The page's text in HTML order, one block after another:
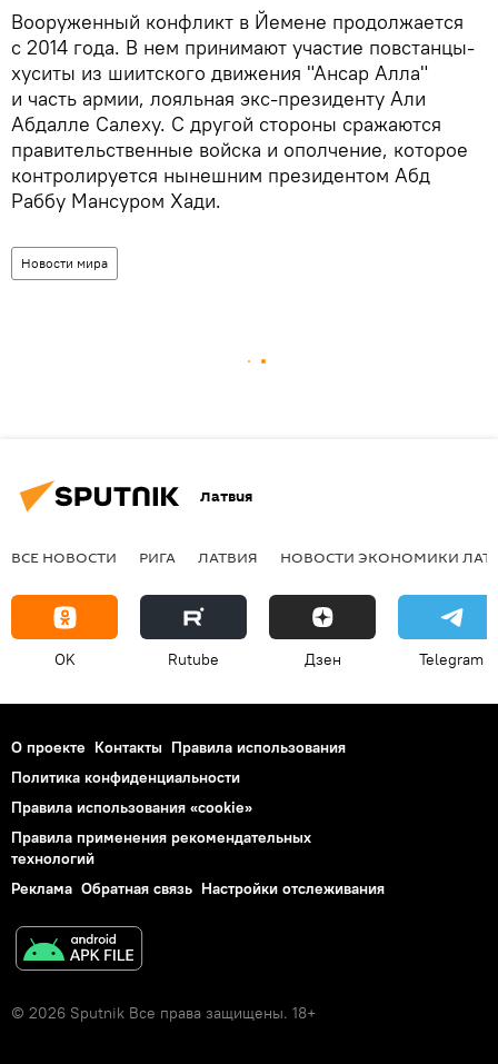
Вооруженный конфликт в Йемене продолжается
с 2014 года. В нем принимают участие повстанцы-
хуситы из шиитского движения "Ансар Алла"
и часть армии, лояльная экс-президенту Али
Абдалле Салеху. С другой стороны сражаются
правительственные войска и ополчение, которое
контролируется нынешним президентом Абд
Раббу Мансуром Хади.
Новости мира
Латвия
ВСЕ НОВОСТИ РИГА ЛАТВИЯ НОВОСТИ ЭКОНОМИКИ
OK Rutube Дзен Telegram
О проекте Контакты Правила использования
Политика конфиденциальности
Правила использования «cookie»
Правила применения рекомендательных
технологий
Реклама Обратная связь Настройки отслеживания
© 2026 Sputnik Все права защищены. 18+